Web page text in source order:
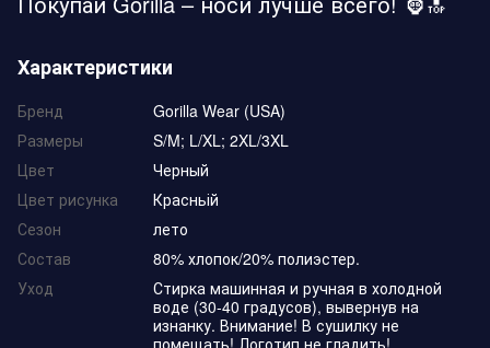
Характеристики
Бренд
Gorilla Wear (USA)
Размеры
S/M; L/XL; 2XL/3XL
Цвет
Черный
Цвет рисунка
Красньій
Сезон
лето
Состав
80% хлопок/20% полиэстер.
Уход
Стирка машинная и ручная в холодной
воде (30-40 градусов), вывернув на
изнанку. Внимание! В сушилку не
помещать! Логотип не гладить!